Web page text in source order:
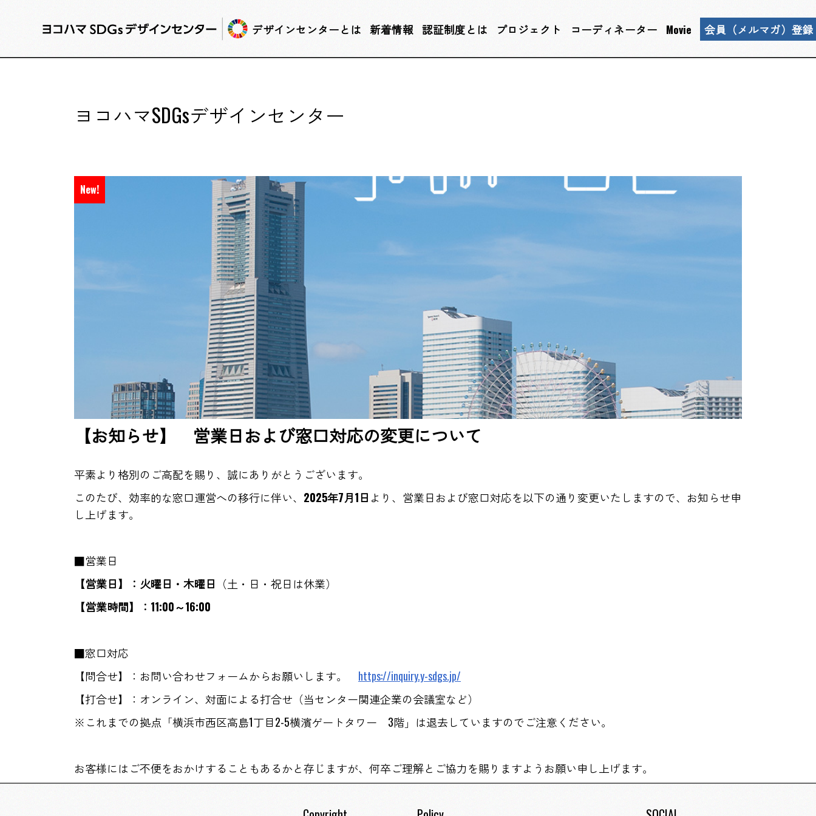
デザインセンターとは 新着情報 認証制度とは プロジェクト コーディネーター Movie 会員（メルマガ）登録
ヨコハマSDGsデザインセンター
【お知らせ】 営業日および窓口対応の変更について
平素より格別のご高配を賜り、誠にありがとうございます。
このたび、効率的な窓口運営への移行に伴い、 2025年7月1日 より、営業日および窓口対応を以下の通り変更いたしますので、お知らせ申
し上げます。
■営業日
【営業日】： 火曜日・木曜日 （土・日・祝日は休業）
【営業時間】： 11:00～16:00
■窓口対応
【問合せ】：お問い合わせフォームからお願いします。 https://inquiry.y-sdgs.jp/
【打合せ】：オンライン、対面による打合せ（当センター関連企業の会議室など）
※これまでの拠点「横浜市西区高島1丁目2-5横濱ゲートタワー 3階」は退去していますのでご注意ください。
お客様にはご不便をおかけすることもあるかと存じますが、何卒ご理解とご協力を賜りますようお願い申し上げます。